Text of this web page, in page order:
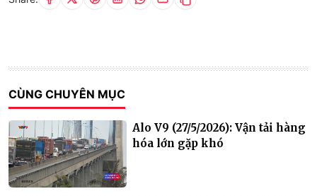
CÙNG CHUYÊN MỤC
Alo V9 (27/5/2026): Vận tải hàng
hóa lớn gặp khó